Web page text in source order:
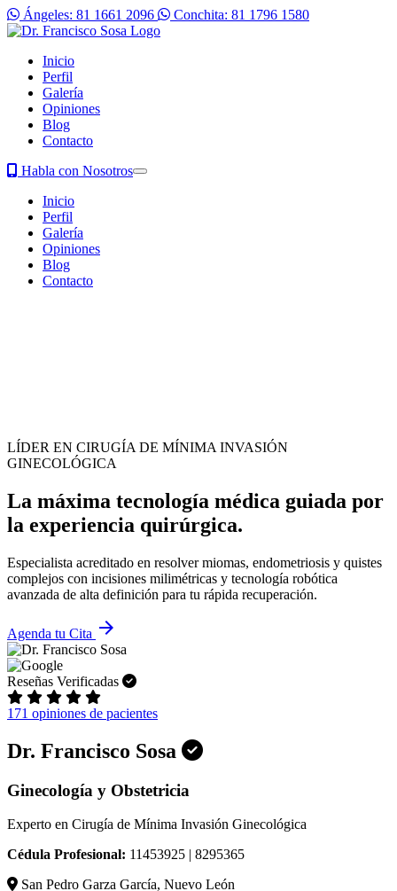
Ángeles: 81 1661 2096 Conchita: 81 1796 1580
Inicio
Perfil
Galería
Opiniones
Blog
Contacto
Habla con Nosotros
Inicio
Perfil
Galería
Opiniones
Blog
Contacto
LÍDER EN CIRUGÍA DE MÍNIMA INVASIÓN
GINECOLÓGICA
La máxima tecnología médica guiada por
la experiencia quirúrgica.
Especialista acreditado en resolver miomas, endometriosis y quistes
complejos con incisiones milimétricas y tecnología robótica
avanzada de alta definición para tu rápida recuperación.
Agenda tu Cita arrow_forward
Reseñas Verificadas
171 opiniones de pacientes
Dr. Francisco Sosa
Ginecología y Obstetricia
Experto en Cirugía de Mínima Invasión Ginecológica
Cédula Profesional: 11453925 | 8295365
San Pedro Garza García, Nuevo León